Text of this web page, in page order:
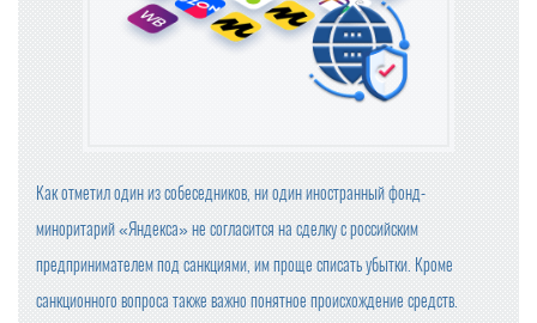
ЦЕНЫ НА ПРОДУКТЫ В КРУПНЕЙШИХ ТОРГОВЫХ СЕТ
ЯХ ПРОВЕРИТ ФАС
ПРОВОДИТЬ ВНЕЗАПНЫЕ ПРОВЕРКИ ОБЩЕПИТА И ПР
НОВЫЙ ТОРГОВЫЙ ЗНАК
МИНПРОМТОРГ РОССИИ УТВЕРДИЛ ИЗМЕНЕНИЯ В ПЕ
РЕЧЕНЬ ПРОДУКЦИИ ДЛЯ ПАРАЛЛЕЛЬНОГО ИМПОРТ
Как отметил один из собеседников, ни один иностранный фонд-
миноритарий «Яндекса» не согласится на сделку с российским
предпринимателем под санкциями, им проще списать убытки. Кроме
санкционного вопроса также важно понятное происхождение средств.